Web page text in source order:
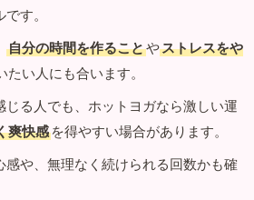
す。
自分の時間を作ることやストレスをや
たい人にも合います。
じる人でも、ホットヨガなら激しい運
爽快感 を得やすい場合があります。
感や、無理なく続けられる回数かも確